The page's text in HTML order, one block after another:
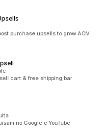
purchase upsells to grow AOV
cart & free shipping bar
no Google e YouTube